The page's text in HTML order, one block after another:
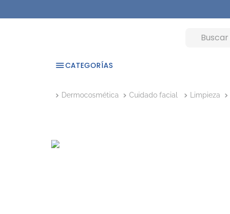
CATEGORÍAS
Dermocosmética Cuidado facial Limpieza